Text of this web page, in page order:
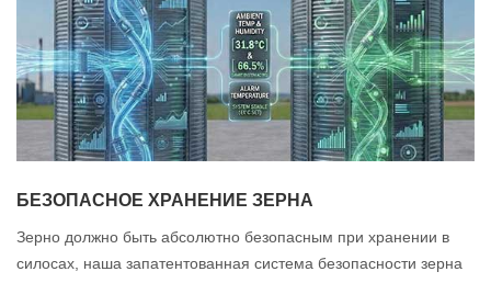
БЕЗОПАСНОЕ ХРАНЕНИЕ ЗЕРНА
Зерно должно быть абсолютно безопасным при хранении в
силосах, наша запатентованная система безопасности зерна